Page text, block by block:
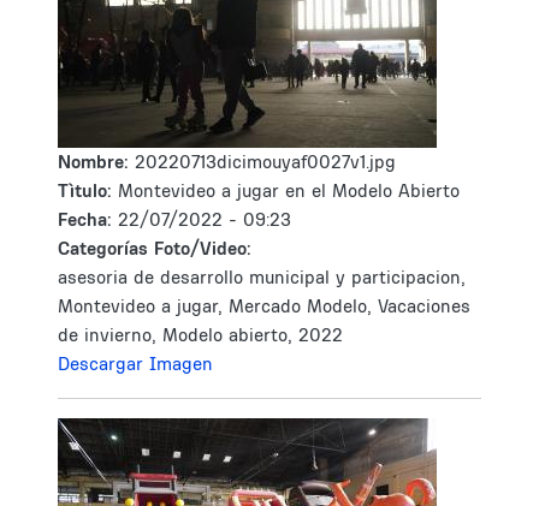
Nombre: 20220713dicimouyaf0027v1.jpg
Tìtulo: Montevideo a jugar en el Modelo Abierto
Fecha: 22/07/2022 - 09:23
Categorías Foto/Video:
asesoria de desarrollo municipal y participacion,
Montevideo a jugar, Mercado Modelo, Vacaciones
de invierno, Modelo abierto, 2022
Descargar Imagen